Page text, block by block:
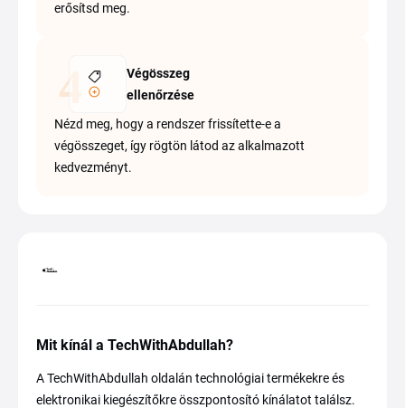
erősítsd meg.
Végösszeg
ellenőrzése
Nézd meg, hogy a rendszer frissítette-e a
végösszeget, így rögtön látod az alkalmazott
kedvezményt.
Mit kínál a TechWithAbdullah?
A TechWithAbdullah oldalán technológiai termékekre és
elektronikai kiegészítőkre összpontosító kínálatot találsz.